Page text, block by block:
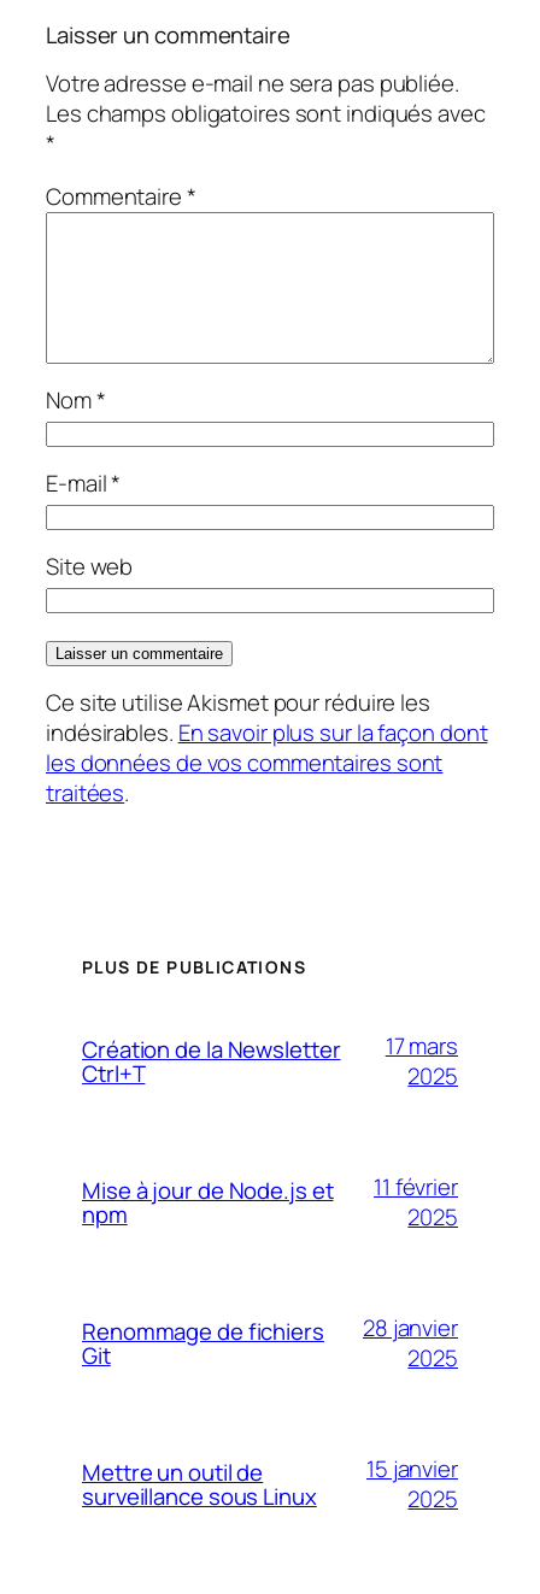
Laisser un commentaire
Votre adresse e-mail ne sera pas publiée.
Les champs obligatoires sont indiqués avec
*
Commentaire*
Nom*
E-mail*
Site web
Ce site utilise Akismet pour réduire les
indésirables. En savoir plus sur la façon dont
les données de vos commentaires sont
traitées.
PLUS DE PUBLICATIONS
Création de la Newsletter
Ctrl+T
17 mars
2025
Mise à jour de Node.js et
npm
11 février
2025
Renommage de fichiers
Git
28 janvier
2025
Mettre un outil de
surveillance sous Linux
15 janvier
2025